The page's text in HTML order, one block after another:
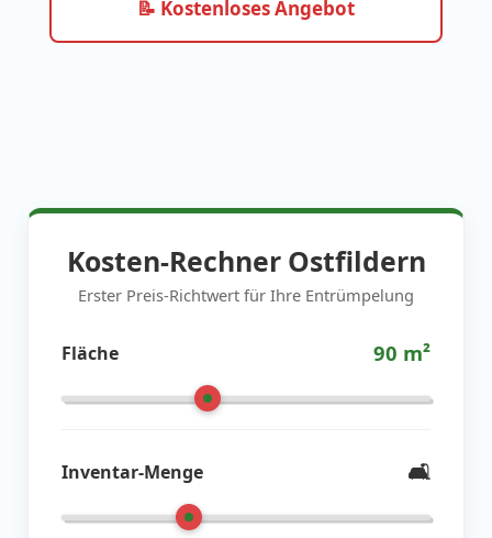
📝 Kostenloses Angebot
Kosten-Rechner Ostfildern
Erster Preis-Richtwert für Ihre Entrümpelung
Fläche 90 m²
Inventar-Menge 🛋️